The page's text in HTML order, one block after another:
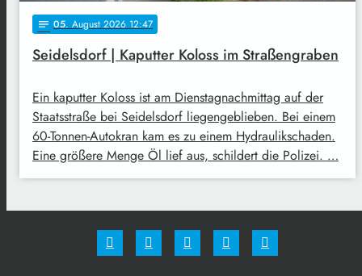
notes 05. August 2026 12:47
Seidelsdorf | Kaputter Koloss im Straßengraben
Ein kaputter Koloss ist am Dienstagnachmittag auf der
Staatsstraße bei Seidelsdorf liegengeblieben. Bei einem
60-Tonnen-Autokran kam es zu einem Hydraulikschaden.
Eine größere Menge Öl lief aus, schildert die Polizei. …